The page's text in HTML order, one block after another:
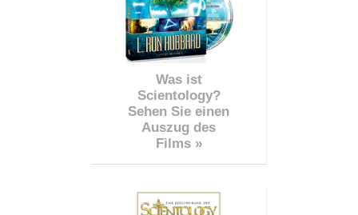
Was ist
Scientology?
Sehen Sie einen
Auszug des
Films »